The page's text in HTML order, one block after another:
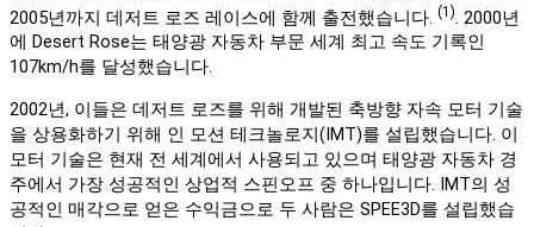
2005년까지 데저트 로즈 레이스에 함께 출전했습니다. (1). 2000년
에 Desert Rose는 태양광 자동차 부문 세계 최고 속도 기록인
107km/h를 달성했습니다.
2002년, 이들은 데저트 로즈를 위해 개발된 축방향 자속 모터 기술
을 상용화하기 위해 인 모션 테크놀로지(IMT)를 설립했습니다. 이
모터 기술은 현재 전 세계에서 사용되고 있으며 태양광 자동차 경
주에서 가장 성공적인 상업적 스핀오프 중 하나입니다. IMT의 성
공적인 매각으로 얻은 수익금으로 두 사람은 SPEE3D를 설립했습